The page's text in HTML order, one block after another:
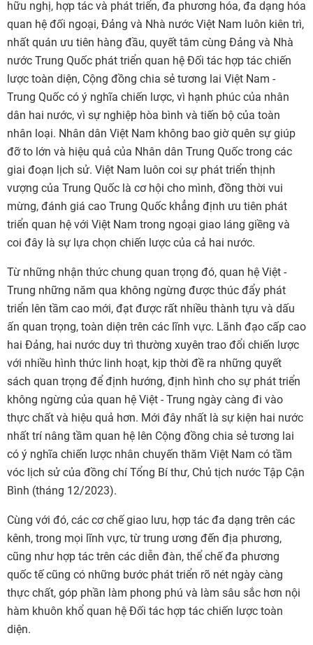
hữu nghị, hợp tác và phát triển, đa phương hóa, đa dạng hóa
quan hệ đối ngoại, Đảng và Nhà nước Việt Nam luôn kiên trì,
nhất quán ưu tiên hàng đầu, quyết tâm cùng Đảng và Nhà
nước Trung Quốc phát triển quan hệ Đối tác hợp tác chiến
lược toàn diện, Cộng đồng chia sẻ tương lai Việt Nam -
Trung Quốc có ý nghĩa chiến lược, vì hạnh phúc của nhân
dân hai nước, vì sự nghiệp hòa bình và tiến bộ của toàn
nhân loại. Nhân dân Việt Nam không bao giờ quên sự giúp
đỡ to lớn và hiệu quả của Nhân dân Trung Quốc trong các
giai đoạn lịch sử. Việt Nam luôn coi sự phát triển thịnh
vượng của Trung Quốc là cơ hội cho mình, đồng thời vui
mừng, đánh giá cao Trung Quốc khẳng định ưu tiên phát
triển quan hệ với Việt Nam trong ngoại giao láng giềng và
coi đây là sự lựa chọn chiến lược của cả hai nước.
Từ những nhận thức chung quan trọng đó, quan hệ Việt -
Trung những năm qua không ngừng được thúc đẩy phát
triển lên tầm cao mới, đạt được rất nhiều thành tựu và dấu
ấn quan trọng, toàn diện trên các lĩnh vực. Lãnh đạo cấp cao
hai Đảng, hai nước duy trì thường xuyên trao đổi chiến lược
với nhiều hình thức linh hoạt, kịp thời đề ra những quyết
sách quan trọng để định hướng, định hình cho sự phát triển
không ngừng của quan hệ Việt - Trung ngày càng đi vào
thực chất và hiệu quả hơn. Mới đây nhất là sự kiện hai nước
nhất trí nâng tầm quan hệ lên Cộng đồng chia sẻ tương lai
có ý nghĩa chiến lược nhân chuyến thăm Việt Nam có tầm
vóc lịch sử của đồng chí Tổng Bí thư, Chủ tịch nước Tập Cận
Bình (tháng 12/2023).
Cùng với đó, các cơ chế giao lưu, hợp tác đa dạng trên các
kênh, trong mọi lĩnh vực, từ trung ương đến địa phương,
cũng như hợp tác trên các diễn đàn, thể chế đa phương
quốc tế cũng có những bước phát triển rõ nét ngày càng
thực chất, góp phần làm phong phú và làm sâu sắc hơn nội
hàm khuôn khổ quan hệ Đối tác hợp tác chiến lược toàn
diện.